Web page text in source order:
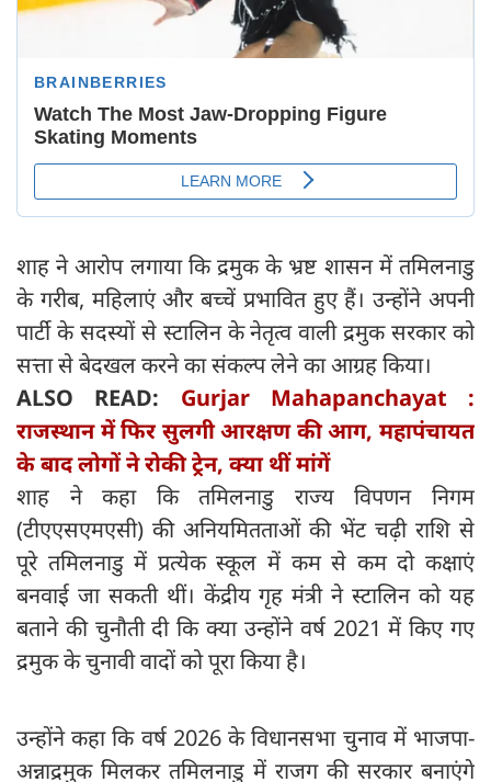
शाह ने आरोप लगाया कि द्रमुक के भ्रष्ट शासन में तमिलनाडु
के गरीब, महिलाएं और बच्चें प्रभावित हुए हैं। उन्होंने अपनी
पार्टी के सदस्यों से स्टालिन के नेतृत्व वाली द्रमुक सरकार को
सत्ता से बेदखल करने का संकल्प लेने का आग्रह किया।
ALSO READ: Gurjar Mahapanchayat :
राजस्थान में फिर सुलगी आरक्षण की आग, महापंचायत
के बाद लोगों ने रोकी ट्रेन, क्या थीं मांगें
शाह ने कहा कि तमिलनाडु राज्य विपणन निगम
(टीएएसएमएसी) की अनियमितताओं की भेंट चढ़ी राशि से
पूरे तमिलनाडु में प्रत्येक स्कूल में कम से कम दो कक्षाएं
बनवाई जा सकती थीं। केंद्रीय गृह मंत्री ने स्टालिन को यह
बताने की चुनौती दी कि क्या उन्होंने वर्ष 2021 में किए गए
द्रमुक के चुनावी वादों को पूरा किया है।
उन्होंने कहा कि वर्ष 2026 के विधानसभा चुनाव में भाजपा-
अन्नाद्रमुक मिलकर तमिलनाडु में राजग की सरकार बनाएंगे